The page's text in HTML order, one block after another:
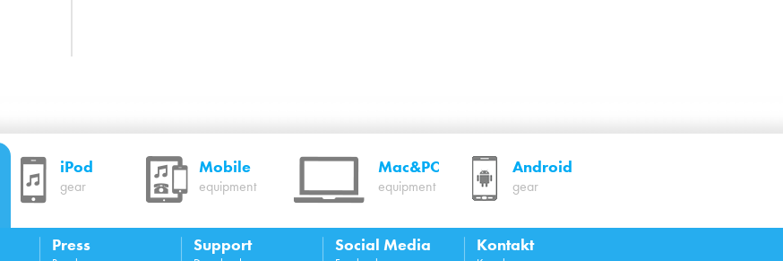
iPod
gear
Mobile
equipment
Mac&PC
equipment
Android
gear
Press Support Social Media Kontakt